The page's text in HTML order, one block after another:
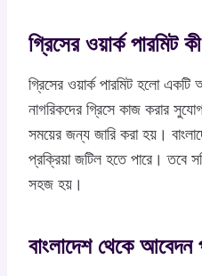
গ্রিসের ওয়ার্ক পারমিট
গ্রিসের ওয়ার্ক পারমিট হলো একটি
নাগরিকদের গ্রিসে কাজ করার সুযোগ
সময়ের জন্য জারি করা হয়।
প্রক্রিয়া জটিল হতে পারে। তবে
সহজ হয়।
বাংলাদেশ থেকে আবেদন